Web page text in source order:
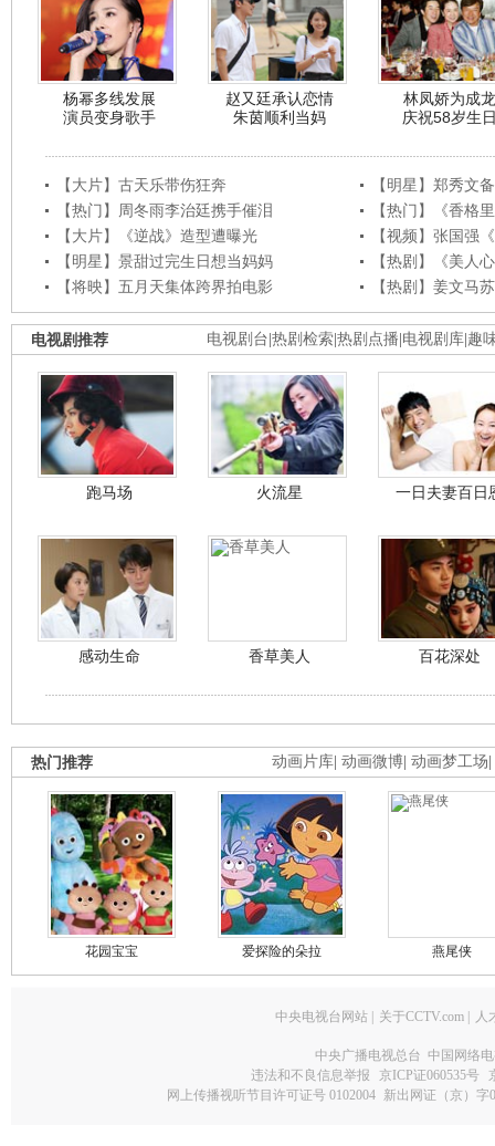
杨幂多线发展
演员变身歌手
赵又廷承认恋情
朱茵顺利当妈
林凤娇为成龙
庆祝58岁生
【大片】古天乐带伤狂奔
【明星】郑秀文
【热门】周冬雨李治廷携手催泪
【热门】《香格
【大片】《逆战》造型遭曝光
【视频】张国强
【明星】景甜过完生日想当妈妈
【热剧】《美人
【将映】五月天集体跨界拍电影
【热剧】姜文马
电视剧台 热剧检索 热剧点播 电视剧库 趣
电视剧推荐
跑马场 火流星 一日夫妻百日
感动生命 香草美人 百花深处
动画片库 动画微博 动画梦工场
热门推荐
花园宝宝 爱探险的朵拉 燕尾侠
中央电视台网站 关于CCTV.com 人
中央广播电视总台 中国网络
违法和不良信息举报
京ICP证060535号
网上传播视听节目许可证号 0102004 新出网证（京）